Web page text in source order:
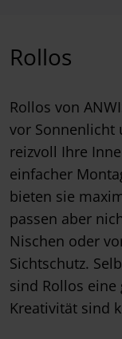
Rollos
Rollos von
vor Sonnenlicht
reizvoll Ihre
einfacher
bieten sie
passen aber
Nischen oder
Sichtschutz.
sind Rollos eine
Kreativität sind